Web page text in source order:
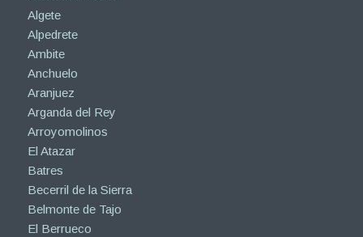
Algete
Alpedrete
Ambite
Anchuelo
Aranjuez
Arganda del Rey
Arroyomolinos
El Atazar
Batres
Becerril de la Sierra
Belmonte de Tajo
El Berrueco